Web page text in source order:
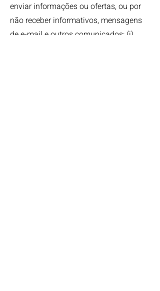
enviar informações ou ofertas, ou por
não receber informativos, mensagens
de e-mail e outros comunicados: (i)